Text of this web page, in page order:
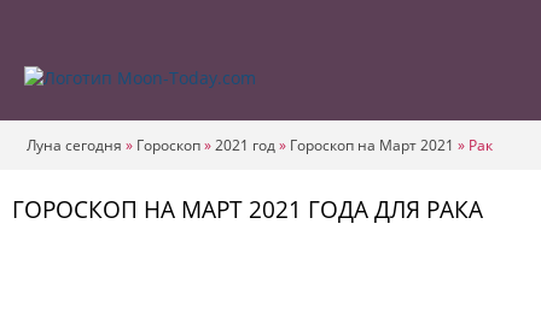
Луна сегодня » Гороскоп»2021 год» Гороскоп на Март 2021 » Рак
ГОРОСКОП НА МАРТ 2021 ГОДА ДЛЯ РАКА